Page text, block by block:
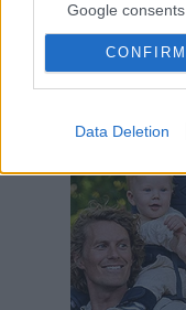
Google consents
CONFIRM
Data Deletion